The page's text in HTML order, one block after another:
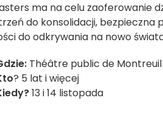
ma na celu zaoferowanie
do konsolidacji, bezpieczna
do odkrywania na nowo
Théâtre public de Montreuil
? 5 lat i więcej
13 i 14 listopada